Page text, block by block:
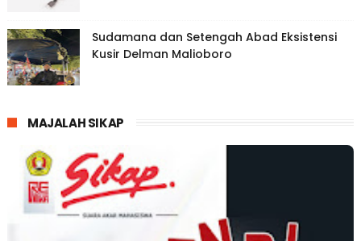
Sudamana dan Setengah Abad Eksistensi
Kusir Delman Malioboro
MAJALAH SIKAP